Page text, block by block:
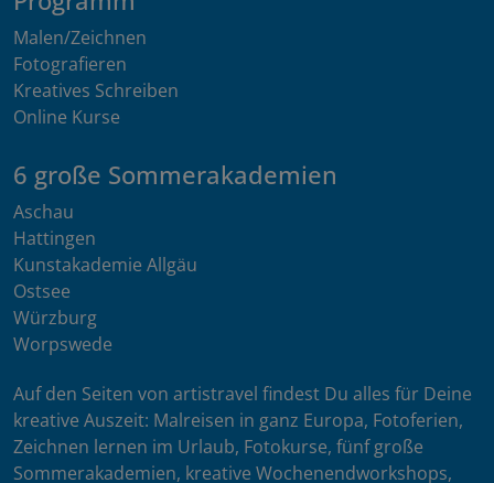
Malen/Zeichnen
Fotografieren
Kreatives Schreiben
Online Kurse
6 große Sommerakademien
Aschau
Hattingen
Kunstakademie Allgäu
Ostsee
Würzburg
Worpswede
Auf den Seiten von artistravel findest Du alles für Deine
kreative Auszeit: Malreisen in ganz Europa, Fotoferien,
Zeichnen lernen im Urlaub, Fotokurse, fünf große
Sommerakademien, kreative Wochenendworkshops,